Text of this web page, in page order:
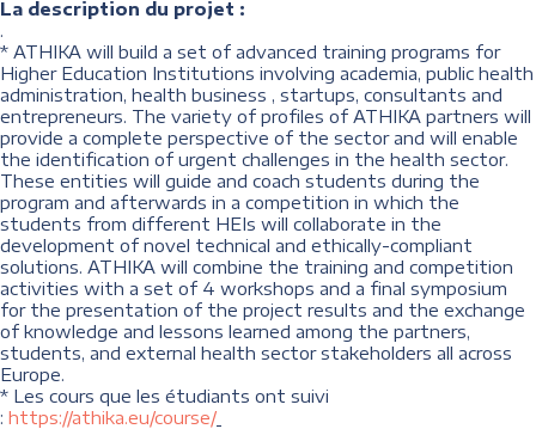
La description du projet :
.
* ATHIKA will build a set of advanced training programs for
Higher Education Institutions involving academia, public health
administration, health business , startups, consultants and
entrepreneurs. The variety of profiles of ATHIKA partners will
provide a complete perspective of the sector and will enable
the identification of urgent challenges in the health sector.
These entities will guide and coach students during the
program and afterwards in a competition in which the
students from different HEIs will collaborate in the
development of novel technical and ethically-compliant
solutions. ATHIKA will combine the training and competition
activities with a set of 4 workshops and a final symposium
for the presentation of the project results and the exchange
of knowledge and lessons learned among the partners,
students, and external health sector stakeholders all across
Europe.
* Les cours que les étudiants ont suivi
: https://athika.eu/course/